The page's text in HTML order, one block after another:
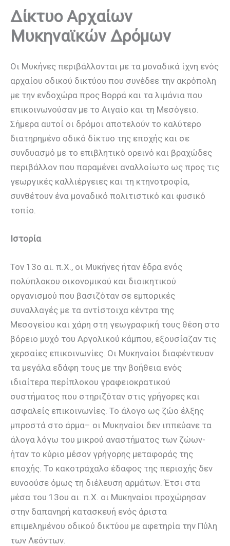
Δίκτυο Αρχαίων
Μυκηναϊκών Δρόμων
Οι Μυκήνες περιβάλλονται με τα μοναδικά ίχνη ενός
αρχαίου οδικού δικτύου που συνέδεε την ακρόπολη
με την ενδοχώρα προς Βορρά και τα λιμάνια που
επικοινωνούσαν με το Αιγαίο και τη Μεσόγειο.
Σήμερα αυτοί οι δρόμοι αποτελούν το καλύτερο
διατηρημένο οδικό δίκτυο της εποχής και σε
συνδυασμό με το επιβλητικό ορεινό και βραχώδες
περιβάλλον που παραμένει αναλλοίωτο ως προς τις
γεωργικές καλλιέργειες και τη κτηνοτροφία,
συνθέτουν ένα μοναδικό πολιτιστικό και φυσικό
τοπίο.
Ιστορία
Τον 13ο αι. π.Χ., οι Μυκήνες ήταν έδρα ενός
πολύπλοκου οικονομικού και διοικητικού
οργανισμού που βασιζόταν σε εμπορικές
συναλλαγές με τα αντίστοιχα κέντρα της
Μεσογείου και χάρη στη γεωγραφική τους θέση στο
βόρειο μυχό του Αργολικού κάμπου, εξουσίαζαν τις
χερσαίες επικοινωνίες. Οι Μυκηναίοι διαφέντευαν
τα μεγάλα εδάφη τους με την βοήθεια ενός
ιδιαίτερα περίπλοκου γραφειοκρατικού
συστήματος που στηριζόταν στις γρήγορες και
ασφαλείς επικοινωνίες. Το άλογο ως ζώο έλξης
μπροστά στο άρμα– οι Μυκηναίοι δεν ιππεύανε τα
άλογα λόγω του μικρού αναστήματος των ζώων-
ήταν το κύριο μέσον γρήγορης μεταφοράς της
εποχής. Το κακοτράχαλο έδαφος της περιοχής δεν
ευνοούσε όμως τη διέλευση αρμάτων. Έτσι στα
μέσα του 13ου αι. π.Χ. οι Μυκηναίοι προχώρησαν
στην δαπανηρή κατασκευή ενός άριστα
επιμελημένου οδικού δικτύου με αφετηρία την Πύλη
των Λεόντων.